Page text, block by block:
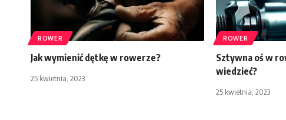
ROWER
Jak wymienić dętkę w rowerze?
25 kwietnia, 2023
ROWER
Sztywna oś w
wiedzieć?
25 kwietnia, 2023